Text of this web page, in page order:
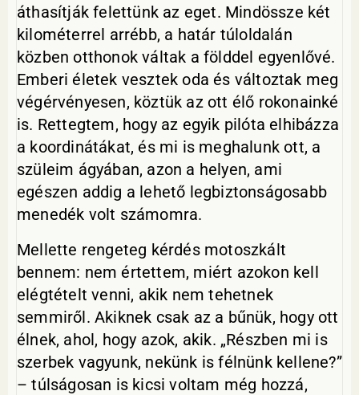
áthasítják felettünk az eget. Mindössze két
kilométerrel arrébb, a határ túloldalán
közben otthonok váltak a földdel egyenlővé.
Emberi életek vesztek oda és változtak meg
végérvényesen, köztük az ott élő rokonainké
is. Rettegtem, hogy az egyik pilóta elhibázza
a koordinátákat, és mi is meghalunk ott, a
szüleim ágyában, azon a helyen, ami
egészen addig a lehető legbiztonságosabb
menedék volt számomra.
Mellette rengeteg kérdés motoszkált
bennem: nem értettem, miért azokon kell
elégtételt venni, akik nem tehetnek
semmiről. Akiknek csak az a bűnük, hogy ott
élnek, ahol, hogy azok, akik. „Részben mi is
szerbek vagyunk, nekünk is félnünk kellene?”
– túlságosan is kicsi voltam még hozzá,